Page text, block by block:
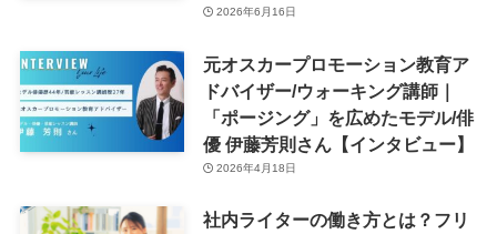
2026年6月16日
元オスカープロモーション教育ア
ドバイザー/ウォーキング講師｜
「ポージング」を広めたモデル/俳
優 伊藤芳則さん【インタビュー】
2026年4月18日
社内ライターの働き方とは？フリ